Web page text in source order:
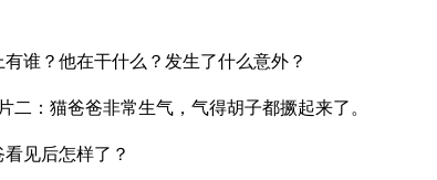
谁？他在干什么？发生了什么意外？
二：猫爸爸非常生气，气得胡子都撅起来了。
见后怎样了？